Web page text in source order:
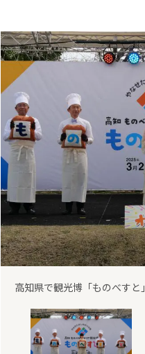
高知県で観光博「ものべすと